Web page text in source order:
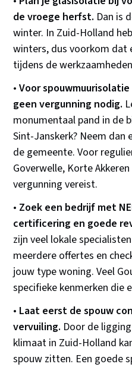
de vroege herfst. Dan is
winter. In Zuid-Holland
winters, dus voorkom dat
tijdens de
•Voor
geen vergunning nodig.
monumentaal pand in de
Sint-Janskerk? Neem
de gemeente. Voor
Goverwelle, Korte
vergunning vereist.
• Zoek een bedrijf met
certificering en goede
zijn veel lokale
meerdere offertes en
jouw type woning. Veel
specifieke kenmerken die
• Laat eerst de spouw
vervuiling. Door de
klimaat in Zuid-Holland
spouw zitten. Een goede